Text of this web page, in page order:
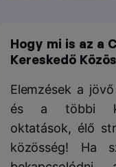
Hogy mi is az a
Kereskedő
Elemzések a
és a többi
oktatások, élő
közösség! Ha